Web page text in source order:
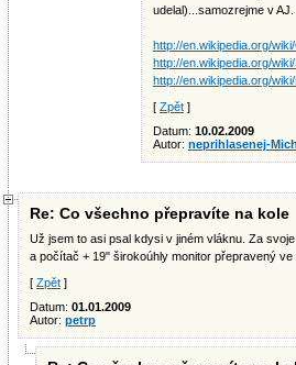
udelal)...samozrejme v AJ.
http://en.wikipedia.org/
http://en.wikipedia.org/
http://en.wikipedia.org/
[ Zpět ]
Datum: 10.02.2009
Autor: neprihlasenej-
Re: Co všechno přepravíte na kole
Už jsem to asi psal kdysi v jiném vláknu. Za
a počítač + 19" širokoúhly monitor přepravený ve
[ Zpět ]
Datum: 01.01.2009
Autor: petrp